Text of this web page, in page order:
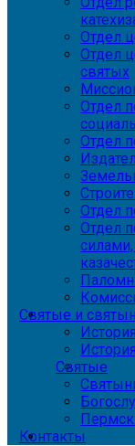
Отдел
Отдел
святых
Отдел
Отдел
Отдел
Отдел
Святые и
Святые
Контакты